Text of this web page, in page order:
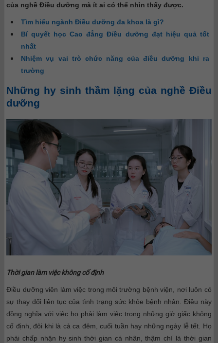
của nghề Điều dưỡng mà ít ai có thể nhìn thấy được.
Tìm hiểu ngành Điều dưỡng đa khoa là gì?
Bí quyết học Cao đẳng Điều dưỡng đạt hiệu quả tốt
nhất
Nhiệm vụ vai trò chức năng của điều dưỡng khi ra
trường
Những hy sinh thầm lặng của nghề Điều
dưỡng
Thời gian làm việc không cố định
Điều dưỡng viên làm việc trong môi trường bệnh viện, nơi luôn có
sự thay đổi liên tục của tình trạng sức khỏe bệnh nhân. Điều này
đồng nghĩa với việc họ phải làm việc trong những giờ giấc không
cố định, đôi khi là cả ca đêm, cuối tuần hay những ngày lễ tết. Họ
phải chấp nhận hy sinh thời gian cá nhân, thậm chí là thời gian